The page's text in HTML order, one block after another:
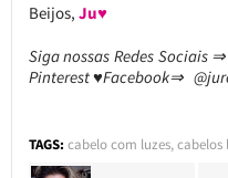
Beijos, Ju♥
Siga nossas Redes Sociais
Pinterest ♥Facebook⇒
TAGS: cabelo com luzes,cabelos